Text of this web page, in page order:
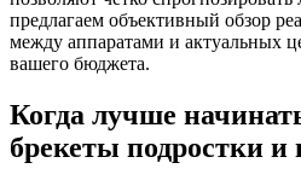
предлагаем объективный обзор
между аппаратами и актуальных
вашего бюджета.
Когда лучше
брекеты подростки и